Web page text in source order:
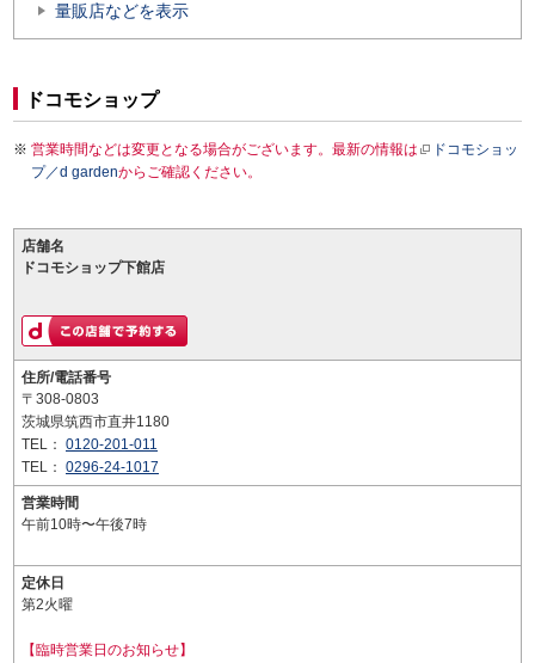
量販店などを表示
ドコモショップ
営業時間などは変更となる場合がございます。最新の情報は
ドコモショッ
プ／d gardenからご確認ください。
店舗名
ドコモショップ下館店
住所/電話番号
〒308-0803
茨城県筑西市直井1180
TEL： 0120-201-011
TEL： 0296-24-1017
営業時間
午前10時〜午後7時
定休日
第2火曜
【臨時営業日のお知らせ】